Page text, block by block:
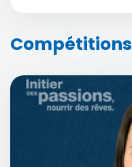
Compétitions